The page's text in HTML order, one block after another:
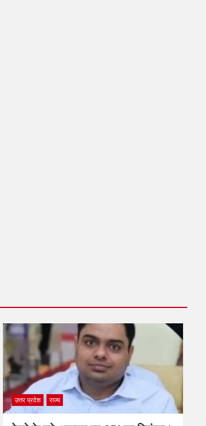
उत्तर प्रदेश राज्य